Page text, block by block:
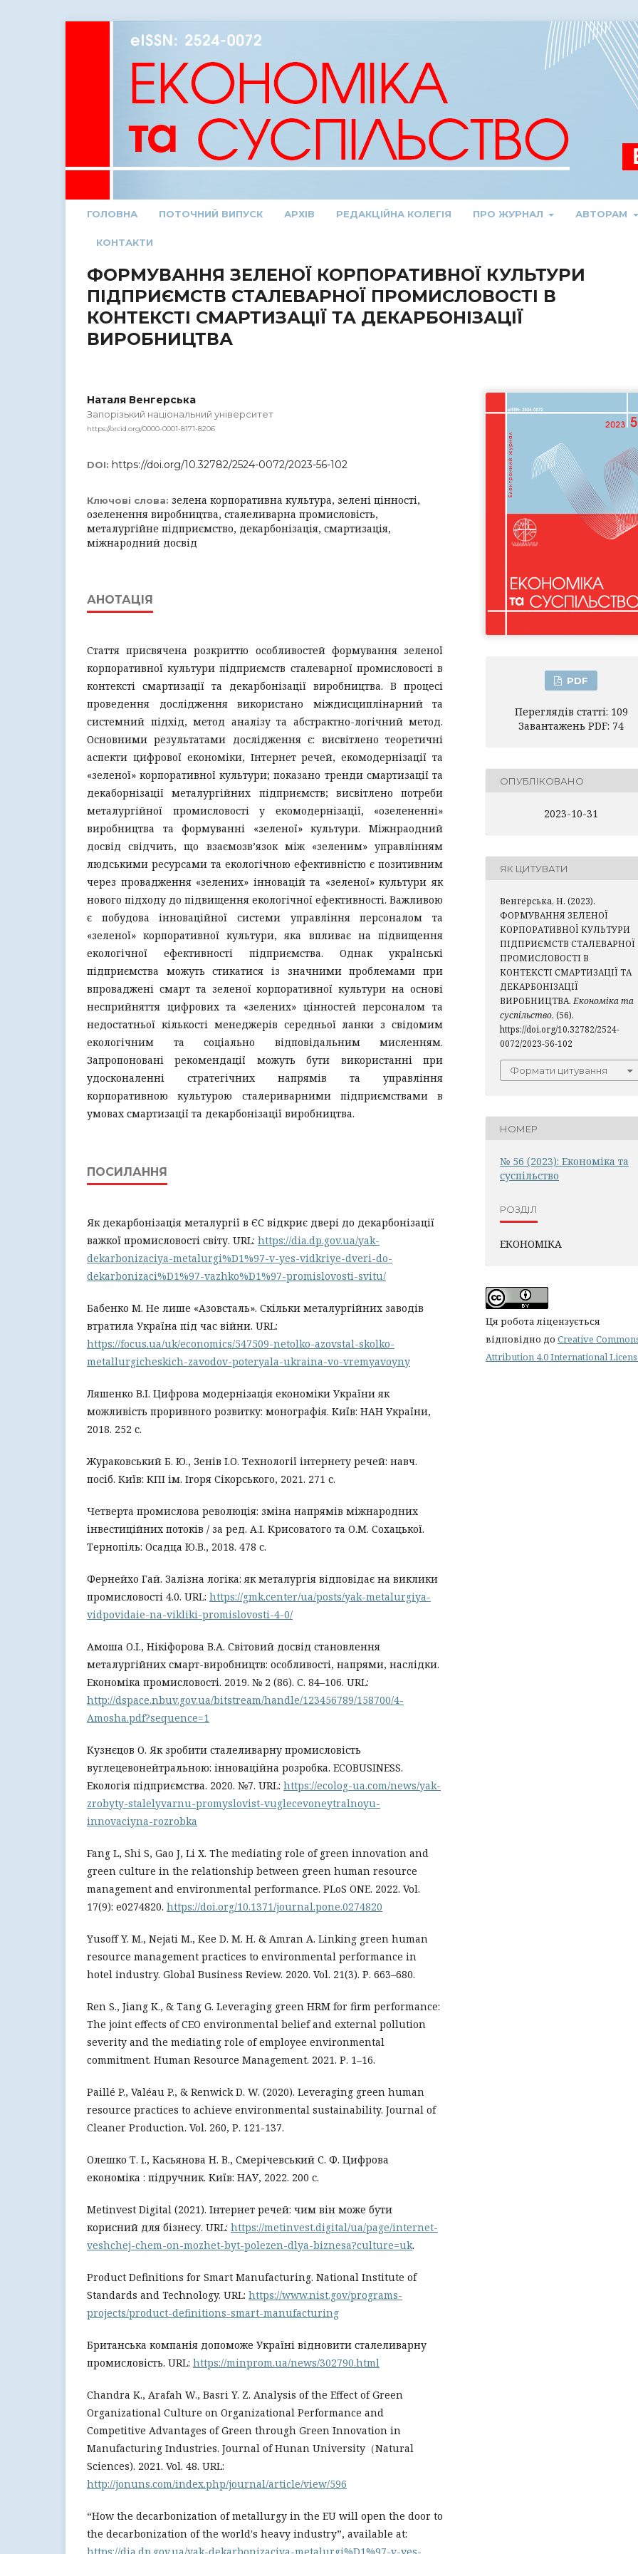
ГОЛОВНА ПОТОЧНИЙ ВИПУСК АРХІВ РЕДАКЦІЙНА КОЛЕГІЯ ПРО ЖУРНАЛ АВТОРАМ
КОНТАКТИ
ФОРМУВАННЯ ЗЕЛЕНОЇ КОРПОРАТИВНОЇ КУЛЬТУРИ
ПІДПРИЄМСТВ СТАЛЕВАРНОЇ ПРОМИСЛОВОСТІ В
КОНТЕКСТІ СМАРТИЗАЦІЇ ТА ДЕКАРБОНІЗАЦІЇ
ВИРОБНИЦТВА
Наталя Венгерська
Запорізький національний університет
https://orcid.org/0000-0001-8171-8206
DOI: https://doi.org/10.32782/2524-0072/2023-56-102
Ключові слова: зелена корпоративна культура, зелені цінності,
озеленення виробництва, сталеливарна промисловість,
металургійне підприємство, декарбонізація, смартизація,
міжнародний досвід
АНОТАЦІЯ
Стаття присвячена розкриттю особливостей формування зеленої
корпоративної культури підприємств сталеварної промисловості в
контексті смартизації та декарбонізації виробництва. В процесі
проведення дослідження використано міждисциплінарний та
системний підхід, метод аналізу та абстрактно-логічний метод.
Основними результатами дослідження є: висвітлено теоретичні
аспекти цифрової економіки, Інтернет речей, екомодернізації та
«зеленої» корпоративної культури; показано тренди смартизації та
декаборнізації металургійних підприємств; висвітлено потреби
металургійної промисловості у екомодернізації, «озелененні»
виробництва та формуванні «зеленої» культури. Міжнраодний
досвід свідчить, що взаємозв’язок між «зеленим» управлінням
людськими ресурсами та екологічною ефективністю є позитивним
через провадження «зелених» інновацій та «зеленої» культури як
нового підходу до підвищення екологічної ефективності. Важливою
є побудова інноваційної системи управління персоналом та
«зеленої» корпоративної культури, яка впливає на підвищення
екологічної ефективності підприємства. Однак українські
підприємства можуть стикатися із значними проблемами при
впроваджені смарт та зеленої корпоративної культури на основі
несприйняття цифрових та «зелених» цінностей персоналом та
недостатньої кількості менеджерів середньої ланки з свідомим
екологічним та соціально відповідальним мисленням.
Запропоновані рекомендації можуть бути використанні при
удосконаленні стратегічних напрямів та управління
корпоративною культурою сталериварними підприємствами в
умовах смартизації та декарбонізації виробництва.
ПОСИЛАННЯ
Як декарбонізація металургії в ЄС відкриє двері до декарбонізації
важкої промисловості світу. URL: https://dia.dp.gov.ua/yak-
dekarbonizaciya-metalurgi%D1%97-v-yes-vidkriye-dveri-do-
dekarbonizaci%D1%97-vazhko%D1%97-promislovosti-svitu/
Бабенко М. Не лише «Азовсталь». Скільки металургійних заводів
втратила Україна під час війни. URL:
https://focus.ua/uk/economics/547509-netolko-azovstal-skolko-
metallurgicheskich-zavodov-poteryala-ukraina-vo-vremyavoyny
Ляшенко В.І. Цифрова модернізація економіки України як
можливість проривного розвитку: монографія. Київ: НАН України,
2018. 252 с.
Жураковський Б. Ю., Зенів І.О. Технології інтернету речей: навч.
посіб. Київ: КПІ ім. Ігоря Сікорського, 2021. 271 с.
Четверта промислова революція: зміна напрямів міжнародних
інвестиційних потоків / за ред. А.І. Крисоватого та О.М. Сохацької.
Тернопіль: Осадца Ю.В., 2018. 478 с.
Фернейхо Гай. Залізна логіка: як металургія відповідає на виклики
промисловості 4.0. URL: https://gmk.center/ua/posts/yak-metalurgiya-
vidpovidaie-na-vikliki-promislovosti-4-0/
Амоша О.І., Нікіфорова В.А. Світовий досвід становлення
металургійних смарт-виробництв: особливості, напрями, наслідки.
Економіка промисловості. 2019. № 2 (86). С. 84–106. URL:
http://dspace.nbuv.gov.ua/bitstream/handle/123456789/158700/4-
Amosha.pdf?sequence=1
Кузнєцов О. Як зробити сталеливарну промисловість
вуглецевонейтральною: інноваційна розробка. ECOBUSINESS.
Екологія підприємства. 2020. №7. URL: https://ecolog-ua.com/news/yak-
zrobyty-stalelyvarnu-promyslovist-vuglecevoneytralnoyu-
innovaciyna-rozrobka
Fang L, Shi S, Gao J, Li X. The mediating role of green innovation and
green culture in the relationship between green human resource
management and environmental performance. PLoS ONE. 2022. Vol.
17(9): e0274820. https://doi.org/10.1371/journal.pone.0274820
Yusoff Y. M., Nejati M., Kee D. M. H. & Amran A. Linking green human
resource management practices to environmental performance in
hotel industry. Global Business Review. 2020. Vol. 21(3). Р. 663–680.
Ren S., Jiang K., & Tang G. Leveraging green HRM for firm performance:
The joint effects of CEO environmental belief and external pollution
severity and the mediating role of employee environmental
commitment. Human Resource Management. 2021. Р. 1–16.
Paillé P., Valéau P., & Renwick D. W. (2020). Leveraging green human
resource practices to achieve environmental sustainability. Journal of
Cleaner Production. Vol. 260, Р. 121-137.
Олешко Т. І., Касьянова Н. В., Смерічевський С. Ф. Цифрова
економіка : підручник. Київ: НАУ, 2022. 200 с.
Metinvest Digital (2021). Інтернет речей: чим він може бути
корисний для бізнесу. URL: https://metinvest.digital/ua/page/internet-
veshchej-chem-on-mozhet-byt-polezen-dlya-biznesa?culture=uk.
Product Definitions for Smart Manufacturing. National Institute of
Standards and Technology. URL: https://www.nist.gov/programs-
projects/product-definitions-smart-manufacturing
Британська компанія допоможе Україні відновити сталеливарну
промисловість. URL: https://minprom.ua/news/302790.html
Chandra K., Arafah W., Basri Y. Z. Analysis of the Effect of Green
Organizational Culture on Organizational Performance and
Competitive Advantages of Green through Green Innovation in
Manufacturing Industries. Journal of Hunan University（Natural
Sciences). 2021. Vol. 48. URL:
http://jonuns.com/index.php/journal/article/view/596
“How the decarbonization of metallurgy in the EU will open the door to
the decarbonization of the world's heavy industry”, available at:
PDF
Переглядів статті: 109
Завантажень PDF: 74
ОПУБЛІКОВАНО
2023-10-31
ЯК ЦИТУВАТИ
Венгерська, Н. (2023).
ФОРМУВАННЯ ЗЕЛЕНОЇ
КОРПОРАТИВНОЇ КУЛЬТУРИ
ПІДПРИЄМСТВ СТАЛЕВАРНОЇ
ПРОМИСЛОВОСТІ В
КОНТЕКСТІ СМАРТИЗАЦІЇ ТА
ДЕКАРБОНІЗАЦІЇ
ВИРОБНИЦТВА. Економіка та
суспільство, (56).
https://doi.org/10.32782/2524-
0072/2023-56-102
Формати цитування
НОМЕР
№ 56 (2023): Економіка та
суспільство
РОЗДІЛ
ЕКОНОМІКА
Ця робота ліцензується
відповідно до Creative
Attribution 4.0 International